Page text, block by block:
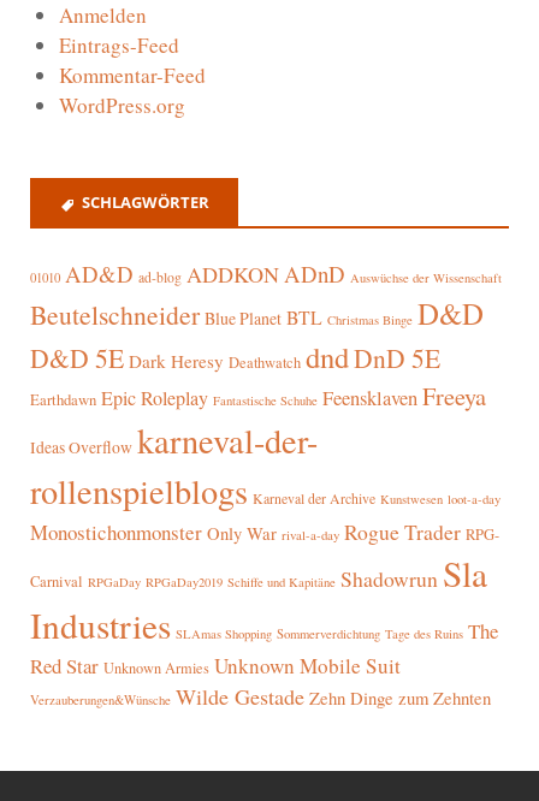
Anmelden
Eintrags-Feed
Kommentar-Feed
WordPress.org
SCHLAGWÖRTER
01010 AD&D ad-blog ADDKON ADnD Auswüchse der Wissenschaft
Beutelschneider Blue Planet BTL Christmas Binge D&D
D&D 5E Dark Heresy Deathwatch dndDnD 5E
Earthdawn Epic Roleplay Fantastische Schuhe FeensklavenFreeya
Ideas Overflow karneval-der-
rollenspielblogs Karneval der Archive Kunstwesen loot-a-day
Monostichonmonster Only War rival-a-day Rogue Trader RPG-
Carnival RPGaDay RPGaDay2019 Schiffe und Kapitäne Shadowrun Sla
Industries SLAmas Shopping Sommerverdichtung Tage des Ruins The
Red Star Unknown Armies Unknown Mobile Suit
Verzauberungen&Wünsche Wilde Gestade Zehn Dinge zum Zehnten